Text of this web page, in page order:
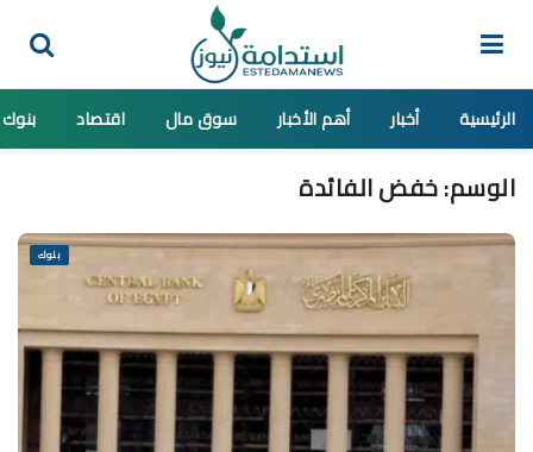
الرئيسية أخبار أهم الأخبار سوق مال اقتصاد بنوك
الوسم:خفض الفائدة
بنوك